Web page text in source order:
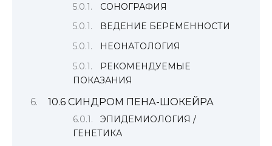
СОНОГРАФИЯ
ВЕДЕНИЕ БЕРЕМЕННОСТИ
НЕОНАТОЛОГИЯ
РЕКОМЕНДУЕМЫЕ
ПОКАЗАНИЯ
10.6 СИНДРОМ ПЕНА-ШОКЕЙРА
ЭПИДЕМИОЛОГИЯ /
ГЕНЕТИКА